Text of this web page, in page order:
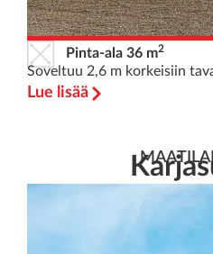
Pinta-ala 36 m2
Soveltuu 2,6 m korkeisiin
Lue lisää